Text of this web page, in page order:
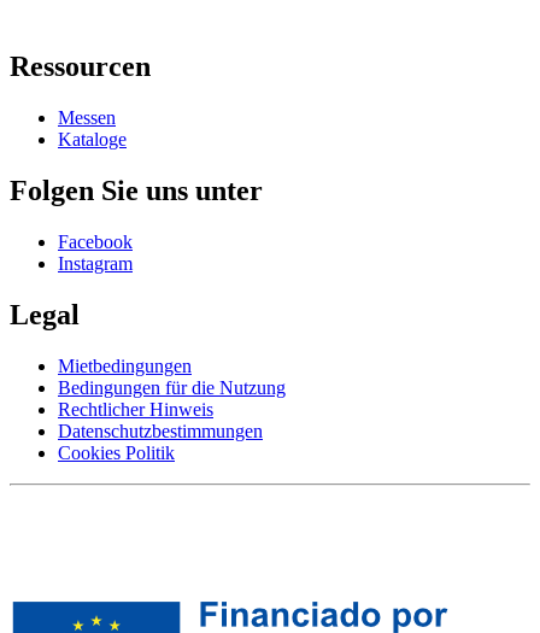
Ressourcen
Messen
Kataloge
Folgen Sie uns unter
Facebook
Instagram
Legal
Mietbedingungen
Bedingungen für die Nutzung
Rechtlicher Hinweis
Datenschutzbestimmungen
Cookies Politik